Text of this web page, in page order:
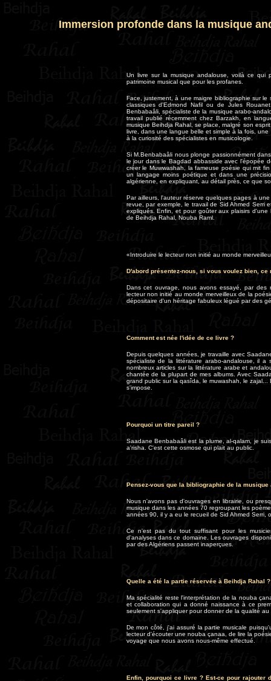
Immersion profonde dans la musique
Un livre sur la musique andalouse, voilà ce qui
patrimoine musical que pour les profanes.
Face, justement, à une maigre bibliographie sur
classiques d'Edmond Nafil ou de Jules
Benbabaâli, spécialiste de la musique arabo-
travail publié récemment chez Barzakh, en
musique Beihdja Rahal, se place, malgré son
livre, dans une langue belle et simple à la fois,
à la curiosité des spécialistes en musicologie.
Si M.Benbabaâli nous plonge passionnément
le jour dans le Bagdad abbasside avec l'épopée
créer le Muwwashah, la fameuse poésie qui mit
un langage moins poétique et dans une
algérienne, en expliquant, au détail près, ce que
Par ailleurs, l'auteur réserve quelques pages à
revue, par exemple, le travail de Sid Ahmed Serri
expliqués. Enfin, et pour goûter aux plaisirs
de Beihdja Rahal, Nouba Raml.
«Introduire le lecteur non initié au monde
D'abord présentez-nous, si vous voulez bien, ce
Dans cet ouvrage, nous avons essayé, par des
lecteur non initié au monde merveilleux de la
dépositaire d'un héritage fabuleux légué par des
Comment est née l'idée de ce livre ?
Depuis quelques années, je travaille avec
spécialiste de la littérature arabo-andalouse, il
nombreux articles sur la littérature arabe et
chantée de la plupart de mes albums. Avec
grand public sur la qasîda, le muwashah, le
s'impose.
Pourquoi un titre pareil ?
Saadane Benbabaâli est la plume, al-qalam, je
a'risha. C'est cette osmose qui plait au public.
Pensez-vous que la bibliographie de la
Nous n'avons pas d'ouvrages en librairie, ou
musique dans les années 70 regroupant les
années 90, il y a eu le recueil de Sid Ahmed
Ce n'est pas du tout suffisant pour les
d'analyses dans ce domaine. Les ouvrages
par des Algériens passent inaperçues.
Quelle a été la partie réservée à Beihdja Rahal ?
Ma spécialité reste l'interprétation de la nouba
et collaboration qui a donné naissance à ce
seulement s'appliquer pour donner de la qualité
De mon côté, j'ai assuré la partie musicale
lecteur d'écouter une nouba çanaa, de lire la
voyage que nous avons nous-même effectué.
Enfin, pourquoi ce livre ? Est-ce pour rajouter